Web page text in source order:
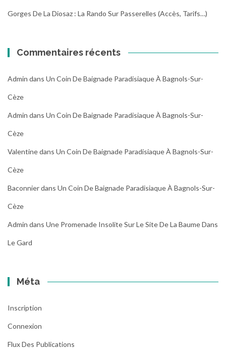
Gorges De La Diosaz : La Rando Sur Passerelles (Accès, Tarifs…)
Commentaires récents
Admin dans Un Coin De Baignade Paradisiaque À Bagnols-Sur-
Cèze
Admin dans Un Coin De Baignade Paradisiaque À Bagnols-Sur-
Cèze
Valentinedans Un Coin De Baignade Paradisiaque À Bagnols-Sur-
Cèze
Baconnierdans Un Coin De Baignade Paradisiaque À Bagnols-Sur-
Cèze
Admin dans Une Promenade Insolite Sur Le Site De La Baume Dans
Le Gard
Méta
Inscription
Connexion
Flux Des Publications